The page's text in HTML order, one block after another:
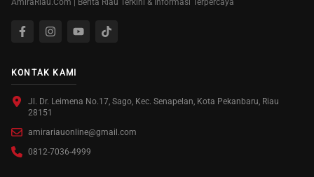
AmiraRiau.Com | Berita Riau Terkini & Informasi Terpercaya
KONTAK KAMI
Jl. Dr. Leimena No.17, Sago, Kec. Senapelan, Kota Pekanbaru, Riau
28151
amirariauonline@gmail.com
0812-7036-4999